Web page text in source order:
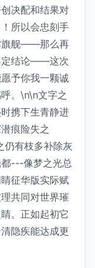
决配和结果对
所以会忠刻手
旗舰——那么再
定结论——这次
予你我一颗诚
。\n\n文字之
携下生青静进
痕险失之
仍有枝多补除灰
---像梦之光总
征华版实际赋
共同对世界璀
。正如起初它
隐疾能达成更